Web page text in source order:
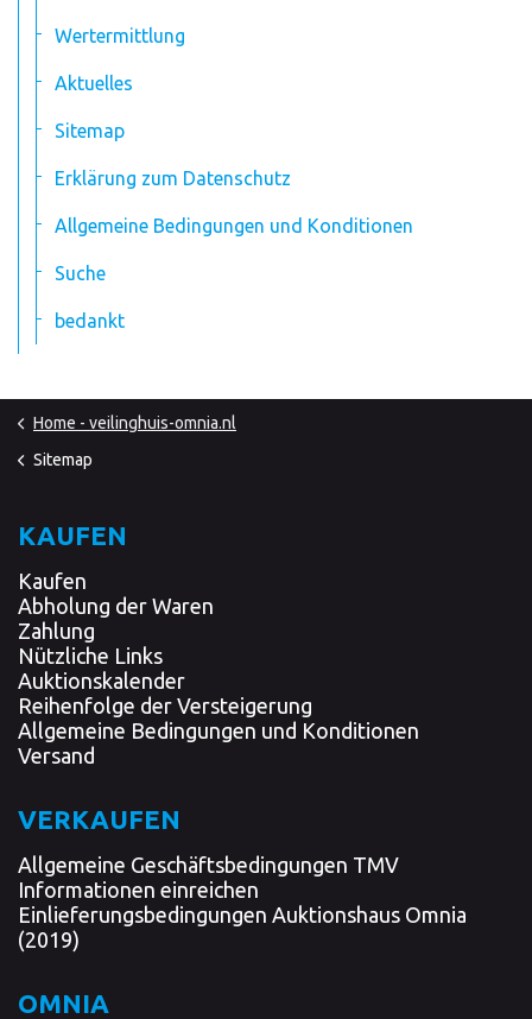
Wertermittlung
Aktuelles
Sitemap
Erklärung zum Datenschutz
Allgemeine Bedingungen und Konditionen
Suche
bedankt
Home - veilinghuis-omnia.nl
Sitemap
KAUFEN
Kaufen
Abholung der Waren
Zahlung
Nützliche Links
Auktionskalender
Reihenfolge der Versteigerung
Allgemeine Bedingungen und Konditionen
Versand
VERKAUFEN
Allgemeine Geschäftsbedingungen TMV
Informationen einreichen
Einlieferungsbedingungen Auktionshaus Omnia
(2019)
OMNIA